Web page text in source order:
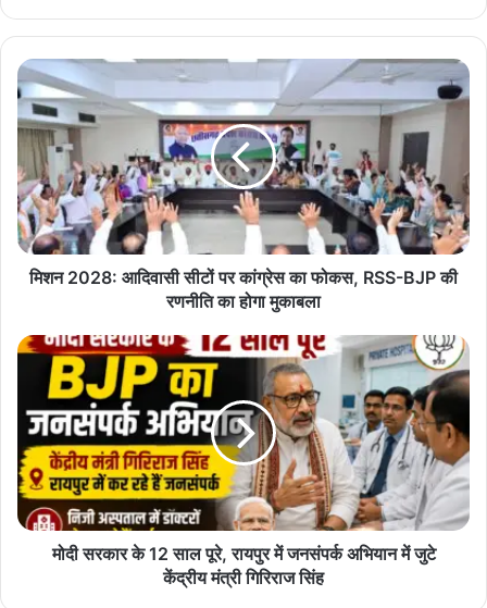
CGNews Chhattisgarh DataCenter
Hyderabad Industry Investment
InvestorConnect
Pharma Textile ITSector Semiconductor
VishnuDeoSai
मिशन
2028:
आदिवासी
सीटों
कांग्रेस
का
फोकस,
RSS-
BJP
का
मुकाबला
मिशन 2028: आदिवासी सीटों पर कांग्रेस का फोकस, RSS-BJP की
रणनीति का होगा मुकाबला
मोदी
सरकार
12
साल
पूरे,
रायपुर
में
जनसंपर्क
अभियानमोदी सरकार के 12 साल पूरे, रायपुर में जनसंपर्क अभियान में जुटे
केंद्रीय मंत्री गिरिराज सिंह